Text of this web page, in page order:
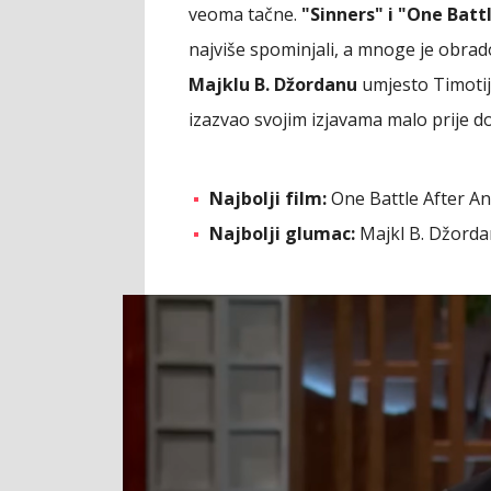
veoma tačne. "Sinners" i "One
najviše spominjali, a mnoge je
Majklu B. Džordanu umjesto
izazvao svojim izjavama malo prije
Najbolji film:One Battle After
Najbolji glumac: Majkl B.